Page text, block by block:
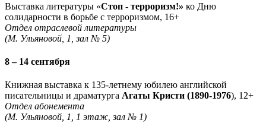
Выставка литературы «Стоп - терроризм!» ко Дню
солидарности в борьбе с терроризмом, 16+
Отдел отраслевой литературы
(М. Ульяновой, 1, зал № 5)
8 – 14 сентября
Книжная выставка к 135-летнему юбилею английской
писательницы и драматурга Агаты Кристи (1890-1976), 12+
Отдел абонемента
(М. Ульяновой, 1, 1 этаж, зал № 1)